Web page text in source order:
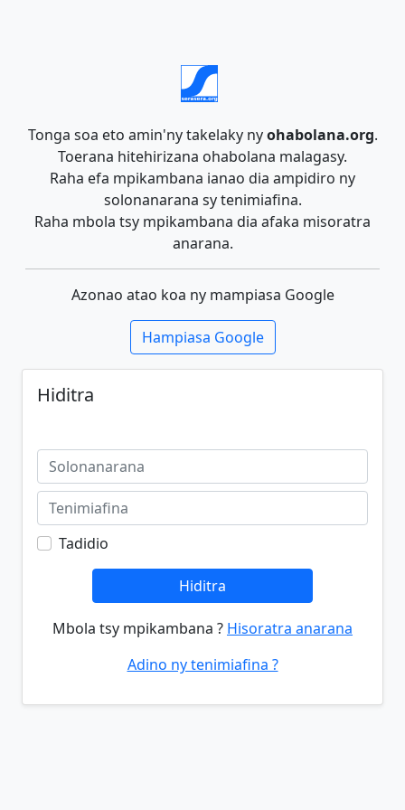
Tonga soa eto amin'ny takelaky nyohabolana.org.
Toerana hitehirizana ohabolana malagasy.
Raha efa mpikambana ianao dia ampidiro ny
solonanarana sy tenimiafina.
Raha mbola tsy mpikambana dia afaka misoratra
anarana.
Azonao atao koa ny mampiasa Google
Hampiasa Google
Hiditra
Tadidio
Hiditra
Mbola tsy mpikambana ? Hisoratra anarana
Adino ny tenimiafina ?